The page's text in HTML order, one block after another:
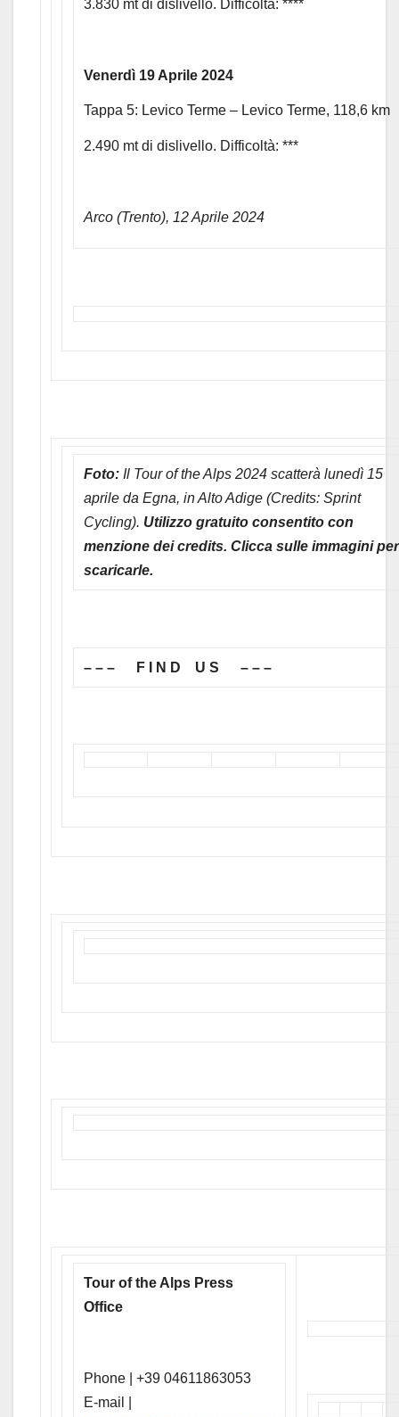
3.830 mt di dislivello. Difficoltà: ****
Venerdì 19 Aprile 2024
Tappa 5: Levico Terme – Levico Terme, 118,6 km
2.490 mt di dislivello. Difficoltà: ***
Arco (Trento), 12 Aprile 2024
Foto: Il Tour of the Alps 2024 scatterà lunedì 15
aprile da Egna, in Alto Adige (Credits: Sprint
Cycling). Utilizzo gratuito consentito con
menzione dei credits. Clicca sulle immagini per
scaricarle.
– – – F I N D U S – – –
Tour of the Alps Press
Office
Phone | +39 04611863053
E-mail |